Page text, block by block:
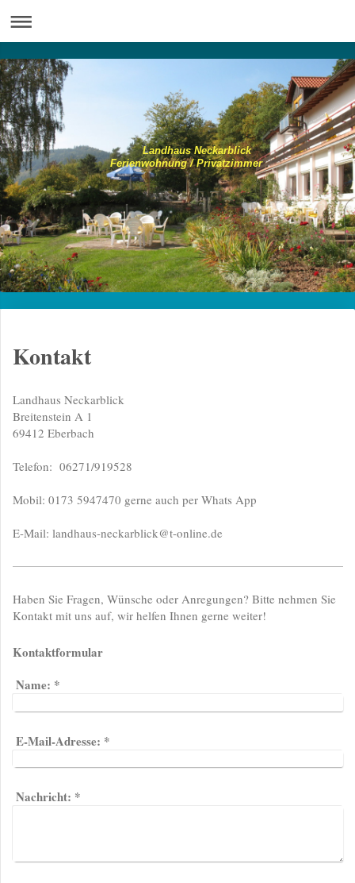
Landhaus Neckarblick
/ Privatzimmer
Kontakt
Landhaus Neckarblick
Breitenstein A 1
69412 Eberbach
Telefon: 06271/919528
Mobil: 0173 5947470 gerne auch per Whats App
E-Mail: landhaus-neckarblick@t-online.de
Haben Sie Fragen, Wünsche oder Anregungen? Bitte nehmen Sie
Kontakt mit uns auf, wir helfen Ihnen gerne weiter!
Kontaktformular
Name: *
E-Mail-Adresse: *
Nachricht: *